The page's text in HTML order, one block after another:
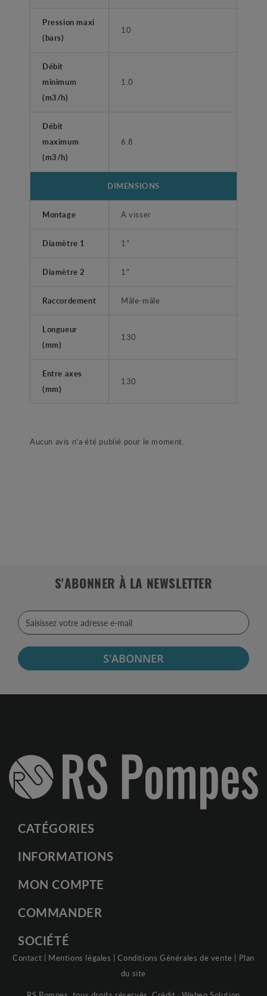
Pression maxi
(bars)
10
Débit
minimum
(m3/h)
1.0
Débit
maximum
(m3/h)
6.8
DIMENSIONS
Montage A visser
Diamètre 1 1"
Diamètre 2 1"
Raccordement Mâle-mâle
Longueur
(mm)
130
Entre axes
(mm)
130
Aucun avis n'a été publié pour le moment.
S'ABONNER À LA NEWSLETTER
S'ABONNER
CATÉGORIES
INFORMATIONS
MON COMPTE
COMMANDER
SOCIÉTÉ
Contact | Mentions légales |Conditions Générales de vente | Plan
du site